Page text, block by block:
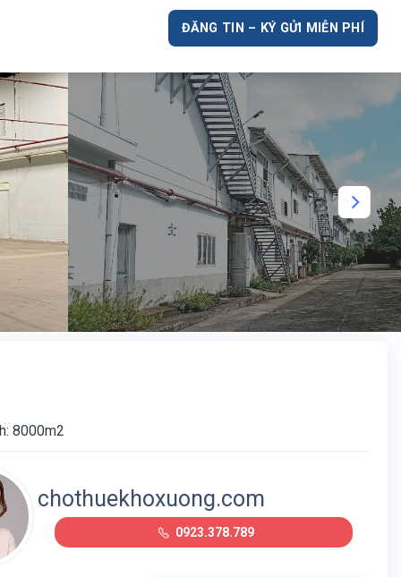
ĐĂNG TIN – KÝ GỬI MIỄN PHÍ
8000m2
chothuekhoxuong.com
0923.378.789